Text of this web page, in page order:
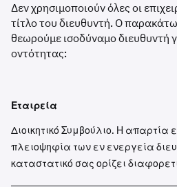
Δεν χρησιμοποιούν όλες οι
τίτλο του διευθυντή. Ο παρακάτω
θεωρούμε ισοδύναμο διευθυντή
οντότητας:
Εταιρεία
Διοικητικό Συμβούλιο. Η απαρτία
πλειοψηφία των εν ενεργεία
καταστατικό σας ορίζει